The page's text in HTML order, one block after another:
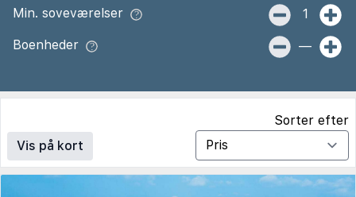
Min. soveværelser 1
Boenheder —
Vis på kort
Sorter efter